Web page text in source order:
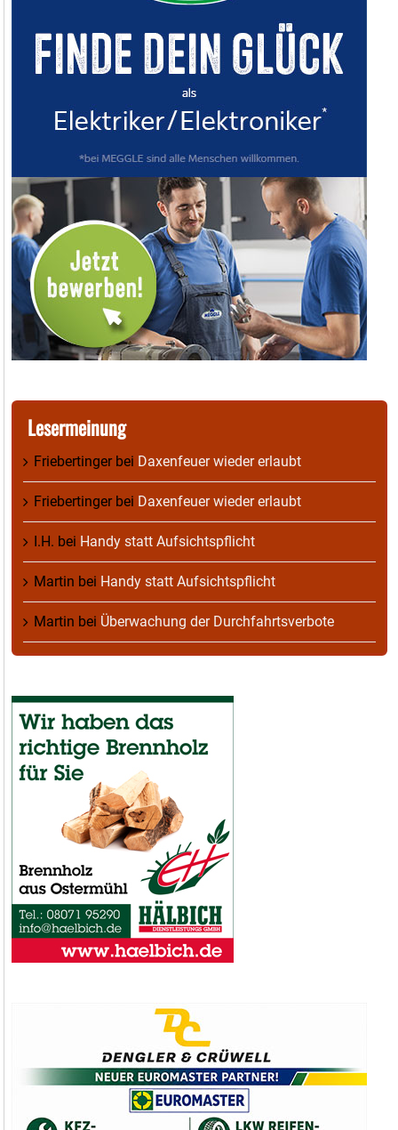
Lesermeinung
Friebertingerbei Daxenfeuer wieder erlaubt
Friebertingerbei Daxenfeuer wieder erlaubt
I.H. bei Handy statt Aufsichtspflicht
Martin bei Handy statt Aufsichtspflicht
Martin bei Überwachung der Durchfahrtsverbote